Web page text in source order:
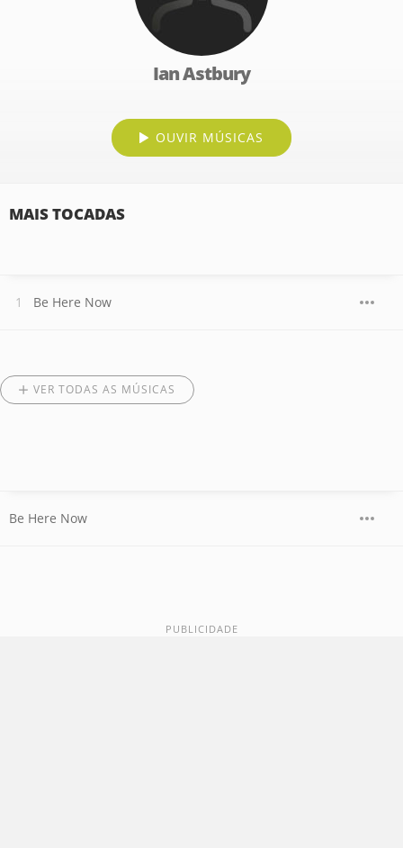
Ian Astbury
OUVIR MÚSICAS
MAIS TOCADAS
Be Here Now
VER TODAS AS MÚSICAS
Be Here Now